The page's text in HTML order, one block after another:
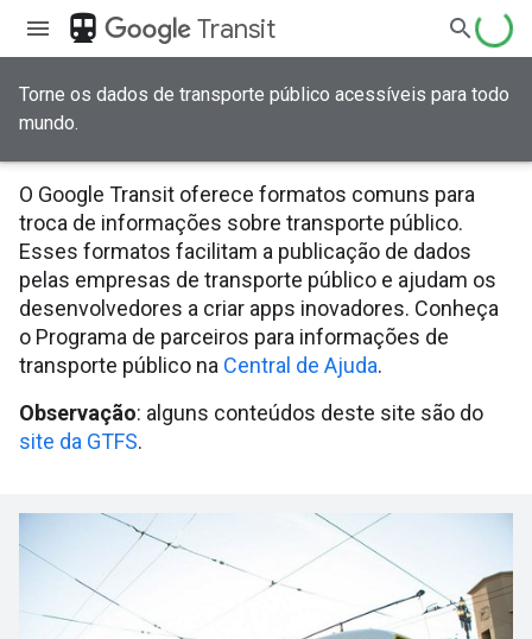
directions_transit Transit
Torne os dados de transporte público acessíveis para todo
mundo.
O Google Transit oferece formatos comuns para
troca de informações sobre transporte público.
Esses formatos facilitam a publicação de dados
pelas empresas de transporte público e ajudam os
desenvolvedores a criar apps inovadores. Conheça
o Programa de parceiros para informações de
transporte público na Central de Ajuda.
Observação: alguns conteúdos deste site são do
site da GTFS.